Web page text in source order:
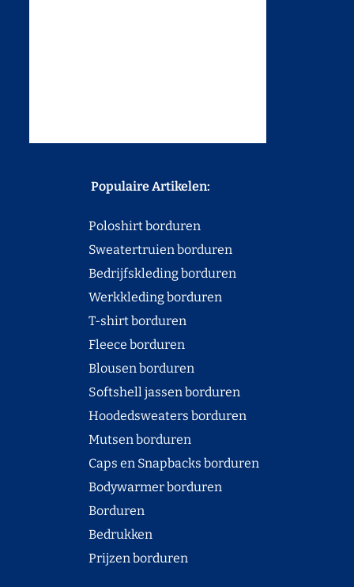
Populaire Artikelen:
Poloshirt borduren
Sweatertruien borduren
Bedrijfskleding borduren
Werkkleding borduren
T-shirt borduren
Fleece borduren
Blousen borduren
Softshell jassen borduren
Hoodedsweaters borduren
Mutsen borduren
Caps en Snapbacks borduren
Bodywarmer borduren
Borduren
Bedrukken
Prijzen borduren